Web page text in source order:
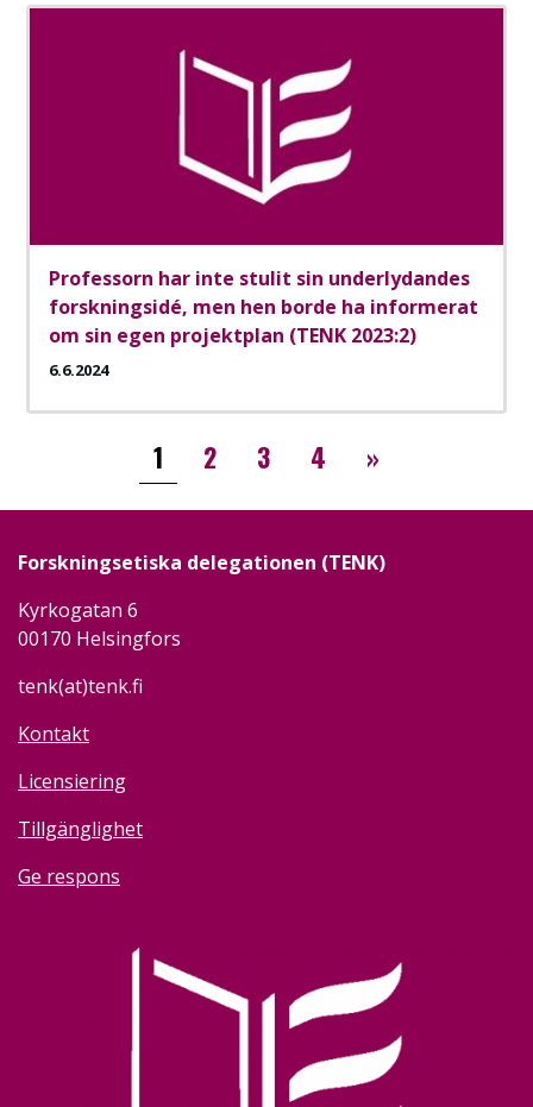
Professorn har inte stulit sin underlydandes
forskningsidé, men hen borde ha informerat
om sin egen projektplan (TENK 2023:2)
6.6.2024
Paginering
1 2 3 4 »››
Forskningsetiska delegationen (TENK)
Kyrkogatan 6
00170 Helsingfors
tenk(at)tenk.fi
Kontakt
Licensiering
Tillgänglighet
Ge respons